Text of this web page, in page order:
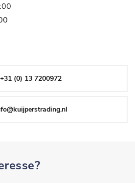
+31 (0) 13 7200972